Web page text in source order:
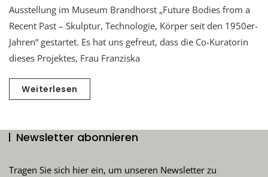
Ausstellung im Museum Brandhorst „Future Bodies from a
Recent Past – Skulptur, Technologie, Körper seit den 1950er-
Jahren“ gestartet. Es hat uns gefreut, dass die Co-Kuratorin
dieses Projektes, Frau Franziska
Weiterlesen
Newsletter abonnieren
Tragen Sie sich hier ein, um unseren Newsletter zu